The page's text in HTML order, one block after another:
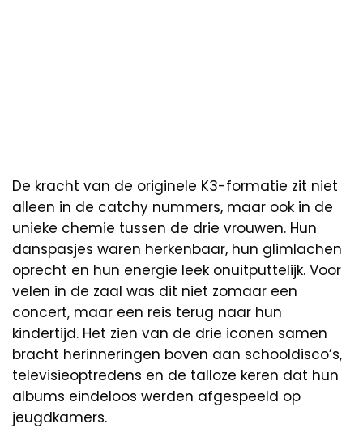
De kracht van de originele K3-formatie zit niet
alleen in de catchy nummers, maar ook in de
unieke chemie tussen de drie vrouwen. Hun
danspasjes waren herkenbaar, hun glimlachen
oprecht en hun energie leek onuitputtelijk. Voor
velen in de zaal was dit niet zomaar een
concert, maar een reis terug naar hun
kindertijd. Het zien van de drie iconen samen
bracht herinneringen boven aan schooldisco’s,
televisieoptredens en de talloze keren dat hun
albums eindeloos werden afgespeeld op
jeugdkamers.